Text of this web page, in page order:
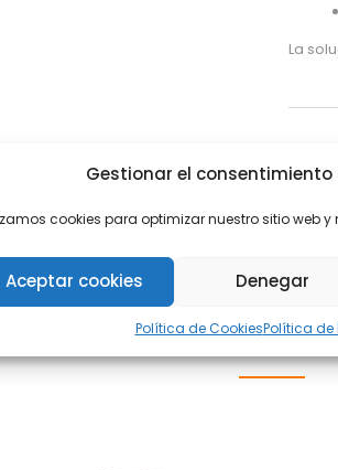
Gestionar el consentimiento
cookies para optimizar nuestro sitio web y
Aceptar cookies Denegar
Política de CookiesPolítica
La
También te